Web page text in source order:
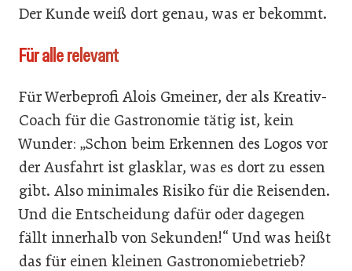
Der Kunde weiß dort genau, was er bekommt.
Für alle relevant
Für Werbeprofi Alois Gmeiner, der als Kreativ-
Coach für die Gastronomie tätig ist, kein
Wunder: „Schon beim Erkennen des Logos vor
der Ausfahrt ist glasklar, was es dort zu essen
gibt. Also minimales Risiko für die Reisenden.
Und die Entscheidung dafür oder dagegen
fällt innerhalb von Sekunden!“ Und was heißt
das für einen kleinen Gastronomiebetrieb?